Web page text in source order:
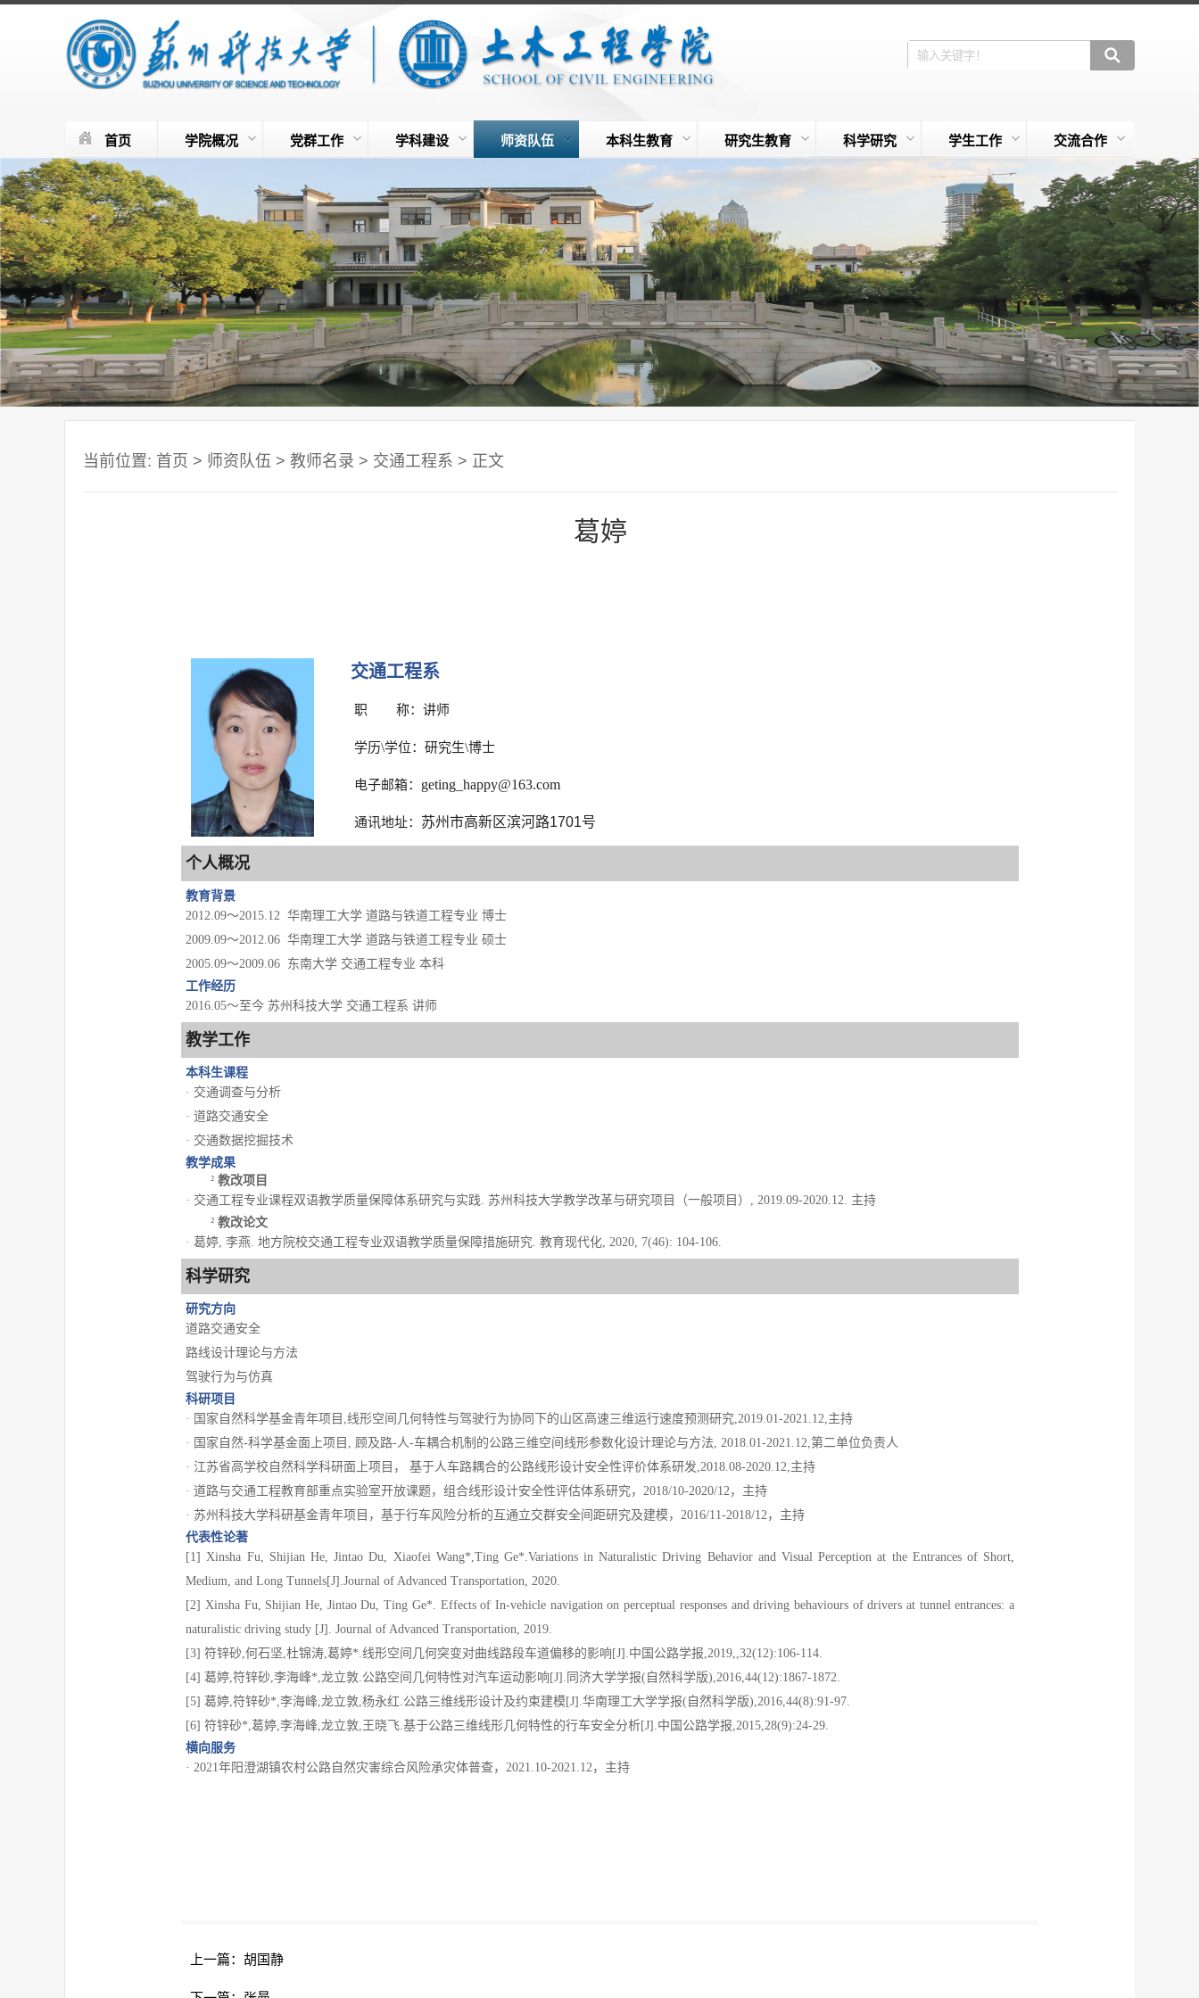
首页 学院概况 党群工作 学科建设 师资队伍 本科生教育 研究生教育 科学研究 学生工作 交流合作
当前位置: 首页 > 师资队伍 > 教师名录 > 交通工程系 > 正文
葛婷
交通工程系
职 称：讲师
学历\学位：研究生\博士
电子邮箱： geting_happy@163.com
通讯地址： 苏州市高新区滨河路1701号
个人概况
教育背景
2012.09～2015.12 华南理工大学 道路与铁道工程专业 博士
2009.09～2012.06 华南理工大学 道路与铁道工程专业 硕士
2005.09～2009.06 东南大学 交通工程专业 本科
工作经历
2016.05～至今 苏州科技大学 交通工程系 讲师
教学工作
本科生课程
· 交通调查与分析
· 道路交通安全
· 交通数据挖掘技术
教学成果
²教改项目
· 交通工程专业课程双语教学质量保障体系研究与实践. 苏州科技大学教学改革与研究项目（一般项目）, 2019.09-2020.12. 主持
²教改论文
· 葛婷, 李燕. 地方院校交通工程专业双语教学质量保障措施研究. 教育现代化, 2020, 7(46): 104-106.
科学研究
研究方向
道路交通安全
路线设计理论与方法
驾驶行为与仿真
科研项目
· 国家自然科学基金青年项目,线形空间几何特性与驾驶行为协同下的山区高速三维运行速度预测研究,2019.01-2021.12,主持
· 国家自然-科学基金面上项目, 顾及路-人-车耦合机制的公路三维空间线形参数化设计理论与方法, 2018.01-2021.12,第二单位负责人
· 江苏省高学校自然科学科研面上项目， 基于人车路耦合的公路线形设计安全性评价体系研发,2018.08-2020.12,主持
· 道路与交通工程教育部重点实验室开放课题，组合线形设计安全性评估体系研究，2018/10-2020/12，主持
· 苏州科技大学科研基金青年项目，基于行车风险分析的互通立交群安全间距研究及建模，2016/11-2018/12，主持
代表性论著
[1] Xinsha Fu, Shijian He, Jintao Du, Xiaofei Wang*,Ting Ge*.Variations in Naturalistic Driving Behavior and Visual Perception at the Entrances of Short,
Medium, and Long Tunnels[J].Journal of Advanced Transportation, 2020.
[2] Xinsha Fu, Shijian He, Jintao Du, Ting Ge*. Effects of In-vehicle navigation on perceptual responses and driving behaviours of drivers at tunnel entrances: a
naturalistic driving study [J]. Journal of Advanced Transportation, 2019.
[3] 符锌砂,何石坚,杜锦涛,葛婷*.线形空间几何突变对曲线路段车道偏移的影响[J].中国公路学报,2019,,32(12):106-114.
[4] 葛婷,符锌砂,李海峰*,龙立敦.公路空间几何特性对汽车运动影响[J].同济大学学报(自然科学版),2016,44(12):1867-1872.
[5] 葛婷,符锌砂*,李海峰,龙立敦,杨永红.公路三维线形设计及约束建模[J].华南理工大学学报(自然科学版),2016,44(8):91-97.
[6] 符锌砂*,葛婷,李海峰,龙立敦,王晓飞.基于公路三维线形几何特性的行车安全分析[J].中国公路学报,2015,28(9):24-29.
横向服务
· 2021年阳澄湖镇农村公路自然灾害综合风险承灾体普查，2021.10-2021.12，主持
上一篇：胡国静